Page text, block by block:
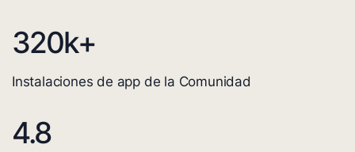
320k+
Instalaciones de app de la Comunidad
4.8